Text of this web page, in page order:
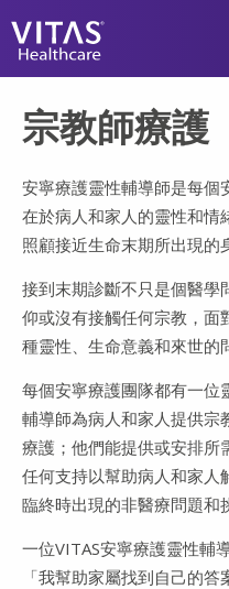
安寧療護基
我們的服務
醫療服務專
宗教師療護
安寧療護靈性輔導師是每個
在於病人和家人的靈性和情
照顧接近生命末期所出現的
接到末期診斷不只是個醫學
仰或沒有接觸任何宗教，面
種靈性、生命意義和來世的
每個安寧療護團隊都有一位
輔導師為病人和家人提供宗
療護；他們能提供或安排所
任何支持以幫助病人和家人
臨終時出現的非醫療問題和
一位VITAS安寧療護靈性輔
「我幫助家屬找到自己的